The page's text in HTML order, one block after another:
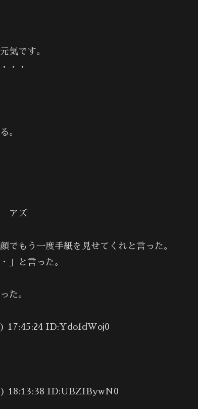
気です。
・・
。
でもう一度手紙を見せてくれと言った。
」と言った。
た。
) 17:45:24 ID:YdofdWoj0
) 18:13:38 ID:UBZIBywN0